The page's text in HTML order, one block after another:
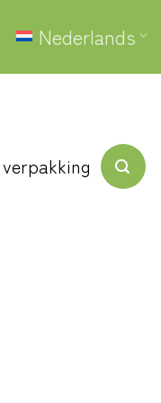
Nederlands